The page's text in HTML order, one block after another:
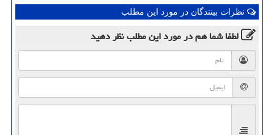
نظرات بینندگان در مورد این مطلب
لطفا شما همدر مورد این مطلبنظر دهید